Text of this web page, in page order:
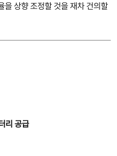
상향 조정할 것을 재차 건의할
리 공급